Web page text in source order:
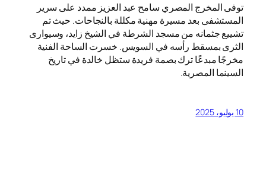
توفى المخرج المصري سامح عبد العزيز ممدد على سرير
المستشفى بعد مسيرة مهنية مكللة بالنجاحات. حيث تم
تشييع جثمانه من مسجد الشرطة في الشيخ زايد، وسيوارى
الثرى بمسقط رأسه في السويس. خسرت الساحة الفنية
مخرجًا مبدعًا ترك بصمة فريدة ستظل خالدة في تاريخ
السينما المصرية.
10 يوليو، 2025